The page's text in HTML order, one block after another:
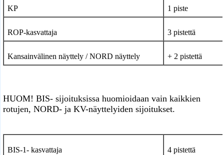
KP 1 piste
ROP-kasvattaja 3 pistettä
Kansainvälinen näyttely / NORD näyttely + 2 pistettä
HUOM! BIS- sijoituksissa huomioidaan vain kaikkien
rotujen, NORD- ja KV-näyttelyiden sijoitukset.
BIS-1- kasvattaja 4 pistettä